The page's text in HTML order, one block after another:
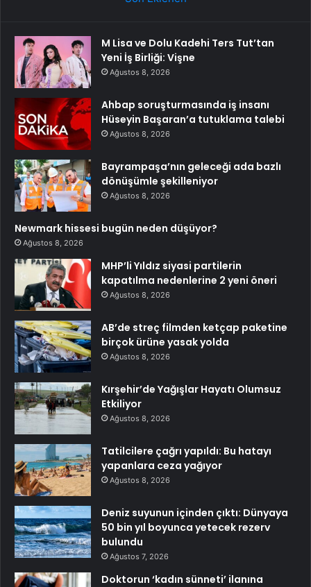
M Lisa ve Dolu Kadehi Ters Tut’tan
Yeni İş Birliği: Vişne
Ağustos 8, 2026
Ahbap soruşturmasında iş insanı
Hüseyin Başaran’a tutuklama talebi
Ağustos 8, 2026
Bayrampaşa’nın geleceği ada bazlı
dönüşümle şekilleniyor
Ağustos 8, 2026
Newmark hissesi bugün neden düşüyor?
Ağustos 8, 2026
MHP’li Yıldız siyasi partilerin
kapatılma nedenlerine 2 yeni öneri
Ağustos 8, 2026
AB’de streç filmden ketçap paketine
birçok ürüne yasak yolda
Ağustos 8, 2026
Kırşehir’de Yağışlar Hayatı Olumsuz
Etkiliyor
Ağustos 8, 2026
Tatilcilere çağrı yapıldı: Bu hatayı
yapanlara ceza yağıyor
Ağustos 8, 2026
Deniz suyunun içinden çıktı: Dünyaya
50 bin yıl boyunca yetecek rezerv
bulundu
Ağustos 7, 2026
Doktorun ‘kadın sünneti’ ilanına